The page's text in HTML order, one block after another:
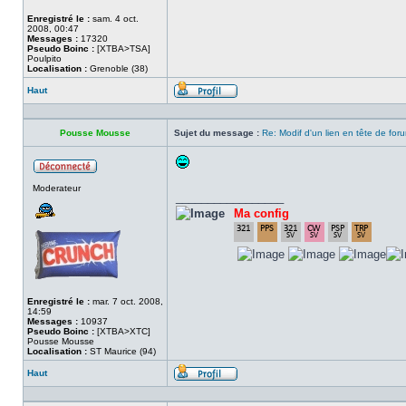
Enregistré le : sam. 4 oct.
2008, 00:47
Messages : 17320
Pseudo Boinc : [XTBA>TSA]
Poulpito
Localisation : Grenoble (38)
Haut
Profil
Pousse Mousse Sujet du message : Re: Modif d'un lien en tête de
Moderateur
Enregistré le : mar. 7 oct. 2008,
14:59
Messages : 10937
Pseudo Boinc : [XTBA>XTC]
Pousse Mousse
Localisation : ST Maurice (94)
Ma config
Haut
Profil